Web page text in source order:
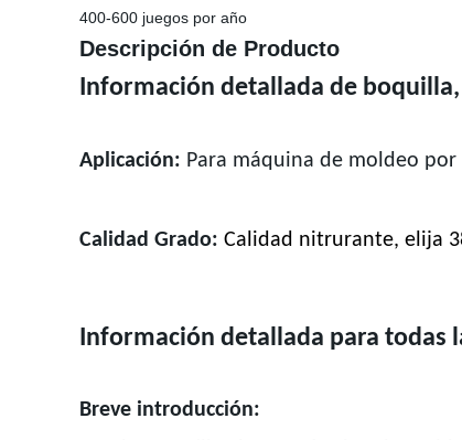
400-600 juegos por año
Descripción de Producto
Información detallada de
Aplicación: Para máquina de moldeo por
Calidad Grado: Calidad nitrurante, elija
Información detallada para todas
Breve introducción: